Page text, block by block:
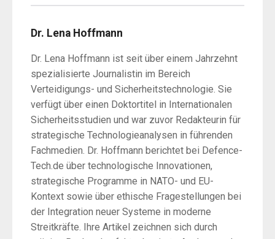
Dr. Lena Hoffmann
Dr. Lena Hoffmann ist seit über einem Jahrzehnt
spezialisierte Journalistin im Bereich
Verteidigungs- und Sicherheitstechnologie. Sie
verfügt über einen Doktortitel in Internationalen
Sicherheitsstudien und war zuvor Redakteurin für
strategische Technologieanalysen in führenden
Fachmedien. Dr. Hoffmann berichtet bei Defence-
Tech.de über technologische Innovationen,
strategische Programme in NATO- und EU-
Kontext sowie über ethische Fragestellungen bei
der Integration neuer Systeme in moderne
Streitkräfte. Ihre Artikel zeichnen sich durch